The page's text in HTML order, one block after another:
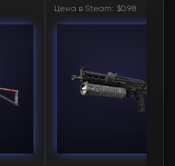
$1.30🛒
$1.30🛒
$1.31🛒
Цена в Steam: $0.98